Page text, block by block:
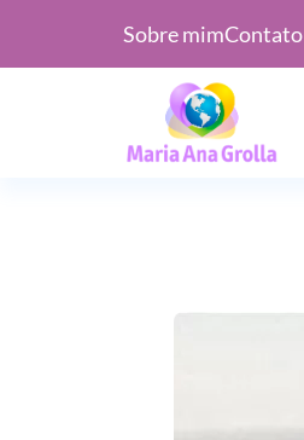
Sobre mimContato